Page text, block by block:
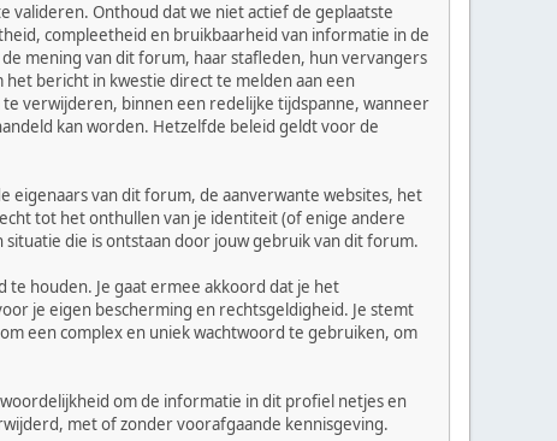
valideren. Onthoud dat we niet actief de geplaatste
compleetheid en bruikbaarheid van informatie in de
mening van dit forum, haar stafleden, hun vervangers
bericht in kwestie direct te melden aan een
verwijderen, binnen een redelijke tijdspanne, wanneer
kan worden. Hetzelfde beleid geldt voor de
eigenaars van dit forum, de aanverwante websites, het
tot het onthullen van je identiteit (of enige andere
die is ontstaan door jouw gebruik van dit forum.
te houden. Je gaat ermee akkoord dat je het
je eigen bescherming en rechtsgeldigheid. Je stemt
een complex en uniek wachtwoord te gebruiken, om
om de informatie in dit profiel netjes en
met of zonder voorafgaande kennisgeving.